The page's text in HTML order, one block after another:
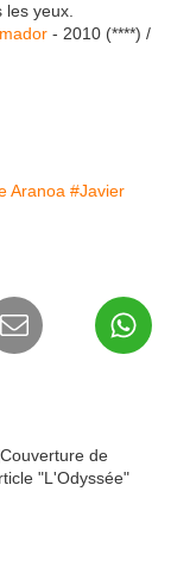
yeux.
- 2010 (****) /
Aranoa #Javier